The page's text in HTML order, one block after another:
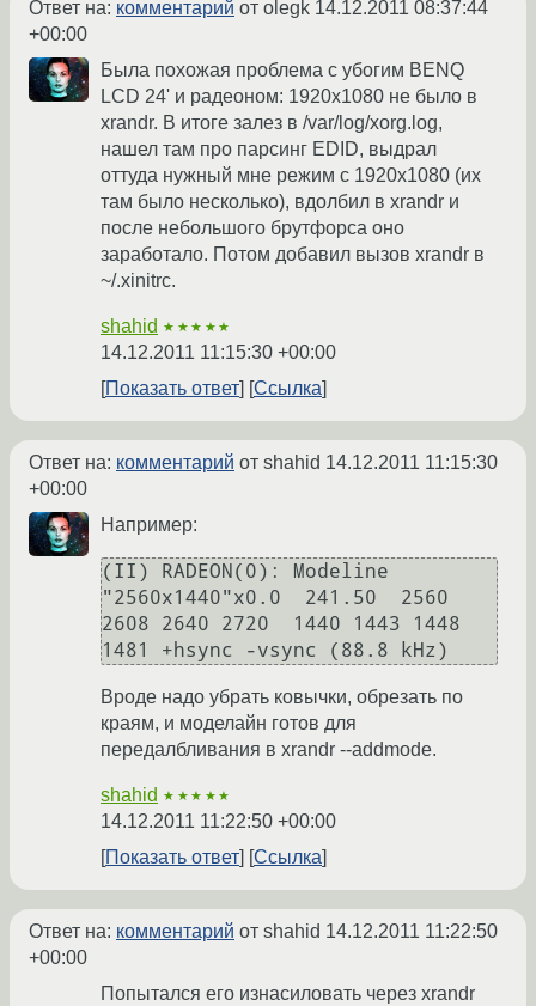
Ответ на: комментарий от olegk 14.12.2011 08:37:44
+00:00
Была похожая проблема с убогим BENQ
LCD 24' и радеоном: 1920х1080 не было в
xrandr. В итоге залез в /var/log/xorg.log,
нашел там про парсинг EDID, выдрал
оттуда нужный мне режим с 1920х1080 (их
там было несколько), вдолбил в xrandr и
после небольшого брутфорса оно
заработало. Потом добавил вызов xrandr в
~/.xinitrc.
shahid ★★★★★
14.12.2011 11:15:30 +00:00
Показать ответ
Ссылка
Ответ на: комментарий от shahid 14.12.2011 11:15:30
+00:00
Например:
(II) RADEON(0): Modeline
"2560x1440"x0.0  241.50  2560
2608 2640 2720  1440 1443 1448
1481 +hsync -vsync (88.8 kHz)
Вроде надо убрать ковычки, обрезать по
краям, и моделайн готов для
передалбливания в xrandr --addmode.
shahid ★★★★★
14.12.2011 11:22:50 +00:00
Показать ответ
Ссылка
Ответ на: комментарий от shahid 14.12.2011 11:22:50
+00:00
Попытался его изнасиловать через xrandr